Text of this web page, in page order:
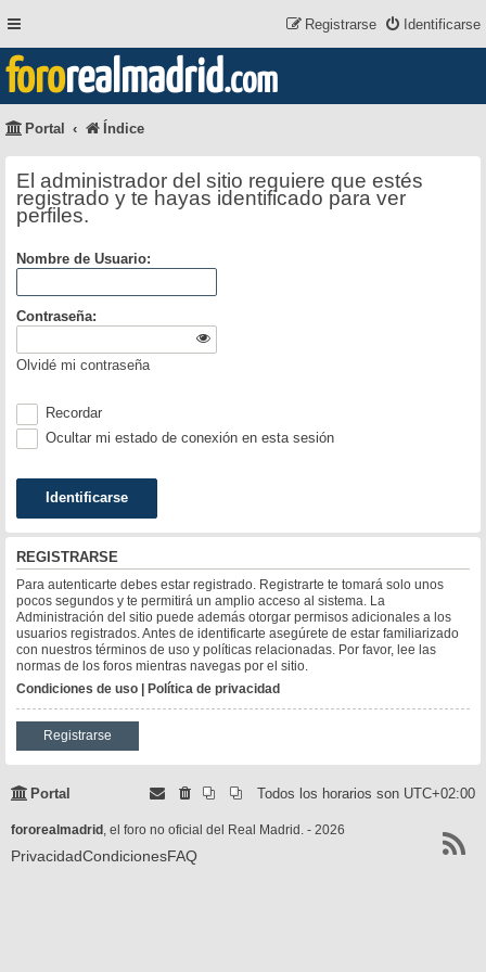
Identificarse
Registrarse
fororealmadrid.com
Portal Índice
El administrador del sitio requiere que estés
registrado y te hayas identificado para ver
perfiles.
Nombre de Usuario:
Contraseña:
Olvidé mi contraseña
Recordar
Ocultar mi estado de conexión en esta sesión
REGISTRARSE
Para autenticarte debes estar registrado. Registrarte te tomará solo unos
pocos segundos y te permitirá un amplio acceso al sistema. La
Administración del sitio puede además otorgar permisos adicionales a los
usuarios registrados. Antes de identificarte asegúrete de estar familiarizado
con nuestros términos de uso y políticas relacionadas. Por favor, lee las
normas de los foros mientras navegas por el sitio.
Condiciones de uso | Política de privacidad
Registrarse
Portal Todos los horarios son UTC+02:00
fororealmadrid , el foro no oficial del Real Madrid. - 2026
PrivacidadCondicionesFAQ